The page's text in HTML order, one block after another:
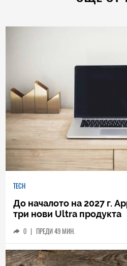
TECH
До началото на 2027 г.
три нови Ultra продукта
0 | ПРЕДИ 49 МИН.